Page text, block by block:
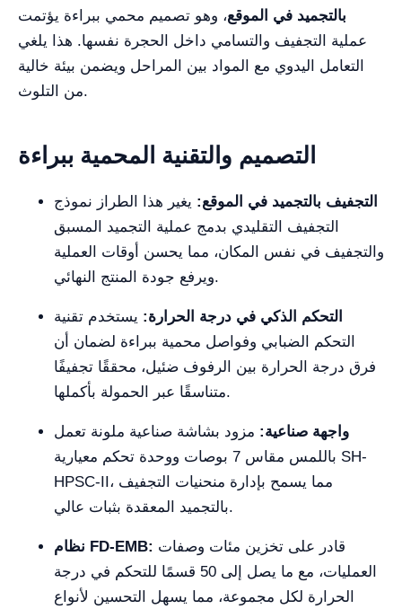
بالتجميد في الموقع، وهو تصميم محمي ببراءة يؤتمت
عملية التجفيف والتسامي داخل الحجرة نفسها. هذا يلغي
التعامل اليدوي مع المواد بين المراحل ويضمن بيئة خالية
من التلوث.
التصميم والتقنية المحمية ببراءة
التجفيف بالتجميد في الموقع: يغير هذا الطراز نموذج
التجفيف التقليدي بدمج عملية التجميد المسبق
والتجفيف في نفس المكان، مما يحسن أوقات العملية
ويرفع جودة المنتج النهائي.
التحكم الذكي في درجة الحرارة: يستخدم تقنية
التحكم الضبابي وفواصل محمية ببراءة لضمان أن
فرق درجة الحرارة بين الرفوف ضئيل، محققًا تجفيفًا
متناسقًا عبر الحمولة بأكملها.
واجهة صناعية: مزود بشاشة صناعية ملونة تعمل
باللمس مقاس 7 بوصات ووحدة تحكم معيارية SH-
HPSC-II، مما يسمح بإدارة منحنيات التجفيف
بالتجميد المعقدة بثبات عالي.
نظام FD-EMB:
العمليات، مع ما يصل إلى 50 قسمًا للتحكم في درجة
الحرارة لكل مجموعة، مما يسهل التحسين لأنواع